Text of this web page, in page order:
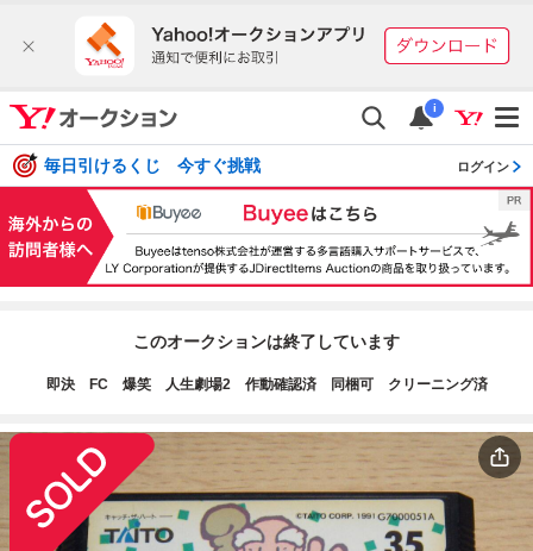
i
毎日引けるくじ 今すぐ挑戦 ログイン
このオークションは終了しています
即決 FC 爆笑 人生劇場2 作動確認済 同梱可 クリーニング済